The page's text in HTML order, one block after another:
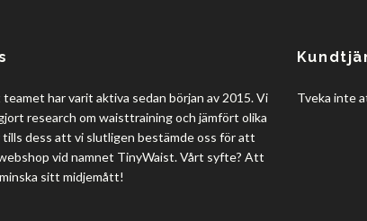
har varit aktiva sedan början av 2015. Vi
research om waisttraining och jämfört olika
dess att vi slutligen bestämde oss för att
vid namnet TinyWaist. Vårt syfte? Att
sitt midjemått!
Tveka inte